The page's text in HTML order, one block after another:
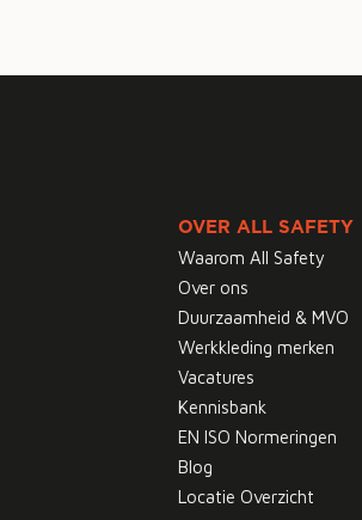
OVER ALL SAFETY
Waarom All Safety
Over ons
Duurzaamheid & MVO
Werkkleding merken
Vacatures
Kennisbank
EN ISO Normeringen
Blog
Locatie Overzicht